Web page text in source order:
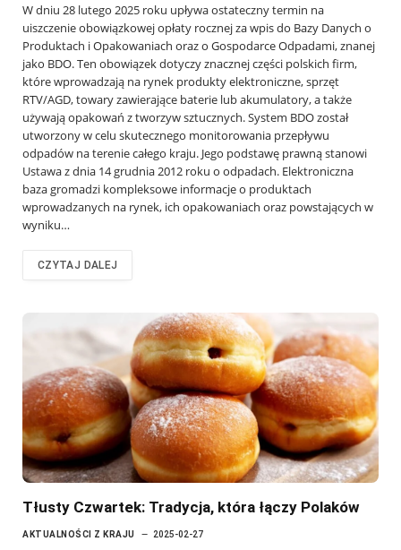
W dniu 28 lutego 2025 roku upływa ostateczny termin na
uiszczenie obowiązkowej opłaty rocznej za wpis do Bazy Danych o
Produktach i Opakowaniach oraz o Gospodarce Odpadami, znanej
jako BDO. Ten obowiązek dotyczy znacznej części polskich firm,
które wprowadzają na rynek produkty elektroniczne, sprzęt
RTV/AGD, towary zawierające baterie lub akumulatory, a także
używają opakowań z tworzyw sztucznych. System BDO został
utworzony w celu skutecznego monitorowania przepływu
odpadów na terenie całego kraju. Jego podstawę prawną stanowi
Ustawa z dnia 14 grudnia 2012 roku o odpadach. Elektroniczna
baza gromadzi kompleksowe informacje o produktach
wprowadzanych na rynek, ich opakowaniach oraz powstających w
wyniku…
CZYTAJ DALEJ
Tłusty Czwartek: Tradycja, która łączy Polaków
AKTUALNOŚCI Z KRAJU 2025-02-27